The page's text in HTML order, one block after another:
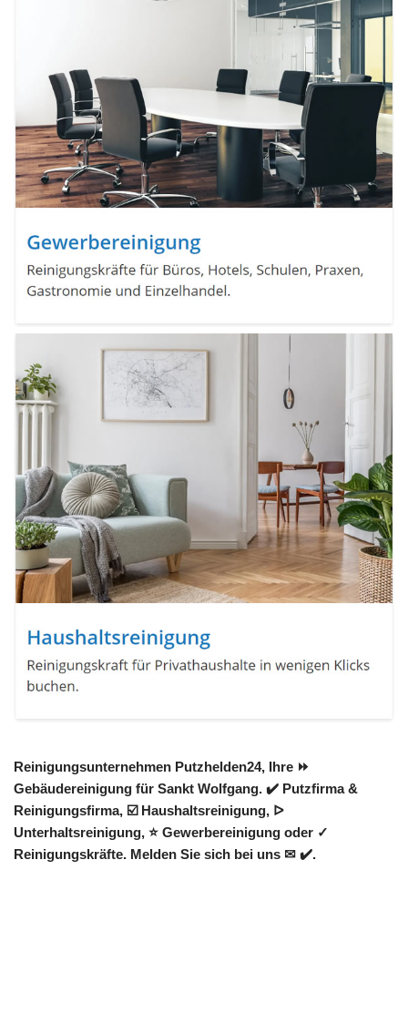
Reinigungsunternehmen Putzhelden24, Ihre ⏩
Gebäudereinigung für Sankt Wolfgang. ✔️ Putzfirma &
Reinigungsfirma, ☑️ Haushaltsreinigung, ᐅ
Unterhaltsreinigung, ⭐ Gewerbereinigung oder ✓
Reinigungskräfte. Melden Sie sich bei uns ✉ ✔️.